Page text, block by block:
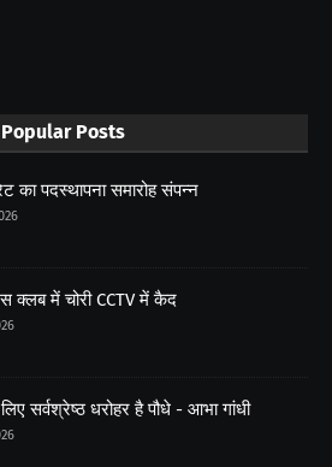
Popular Posts
का पदस्थापना समारोह संपन्न
क्लब में चोरी CCTV में कैद
लिए सर्वश्रेष्ठ धरोहर है पौधे - आभा गांधी